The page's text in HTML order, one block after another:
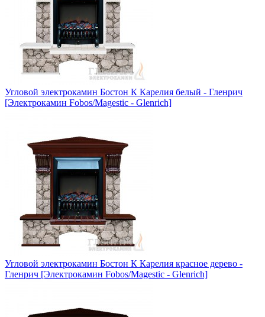
Угловой электрокамин Бостон К Карелия белый - Гленрич
[Электрокамин Fobos/Magestic - Glenrich]
Угловой электрокамин Бостон К Карелия красное дерево -
Гленрич [Электрокамин Fobos/Magestic - Glenrich]